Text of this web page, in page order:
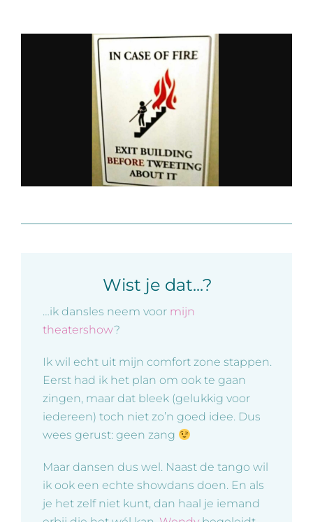
Wist je dat...?
…ik dansles neem voor mijn
theatershow?
Ik wil echt uit mijn comfort zone stappen.
Eerst had ik het plan om ook te gaan
zingen, maar dat bleek (gelukkig voor
iedereen) toch niet zo’n goed idee. Dus
wees gerust: geen zang
Maar dansen dus wel. Naast de tango wil
ik ook een echte showdans doen. En als
je het zelf niet kunt, dan haal je iemand